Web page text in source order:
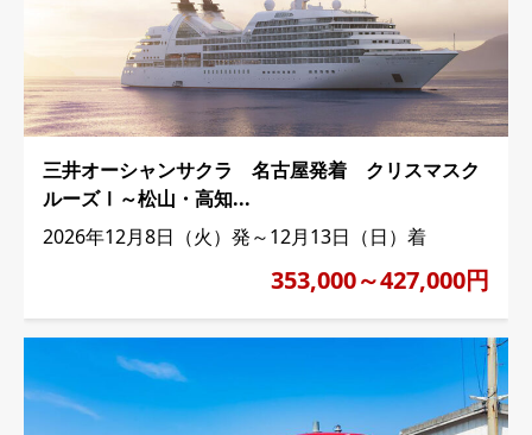
三井オーシャンサクラ 名古屋発着 クリスマスク
ルーズⅠ～松山・高知...
2026年12月8日（火）発～12月13日（日）着
353,000～427,000円